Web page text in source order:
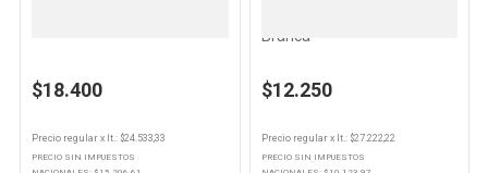
$18.400
Precio regular x lt.: $24.533,33
PRECIO SIN IMPUESTOS
Branca
$12.250
Precio regularx lt.: $27.222,22
PRECIO SIN IMPUESTOS